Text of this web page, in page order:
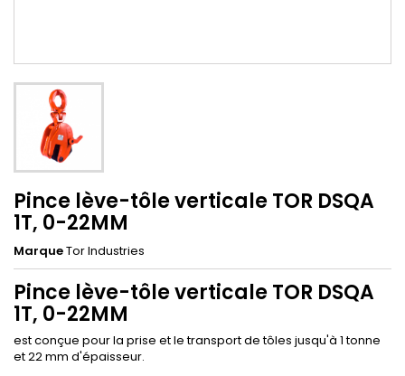
Pince lève-tôle verticale TOR DSQA
1T, 0-22MM
MarqueTor Industries
Pince lève-tôle verticale TOR DSQA
1T, 0-22MM
est conçue pour la prise et le transport de tôles jusqu'à 1 tonne
et 22 mm d'épaisseur.